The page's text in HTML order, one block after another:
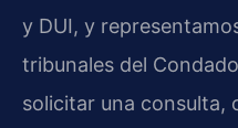
y DUI, y
tribunales del
solicitar una consulta,